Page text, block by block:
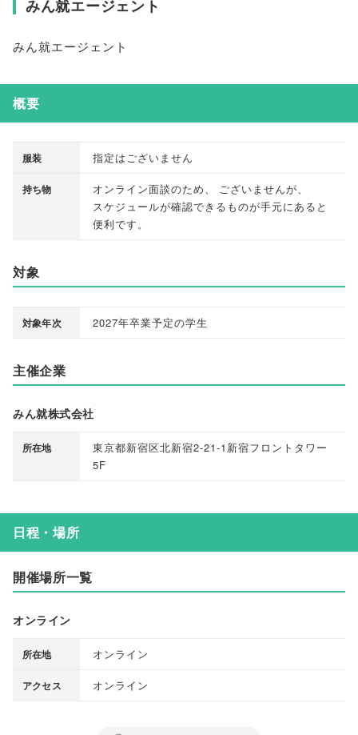
みん就エージェント
みん就エージェント
概要
服装 指定はございません
持ち物 オンライン面談のため、 ございませんが、
スケジュールが確認できるものが手元にあると
便利です。
対象
対象年次 2027年卒業予定の学生
主催企業
みん就株式会社
所在地
東京都新宿区北新宿2-21-1新宿フロントタワー
5F
日程・場所
開催場所一覧
オンライン
所在地 オンライン
アクセス オンライン